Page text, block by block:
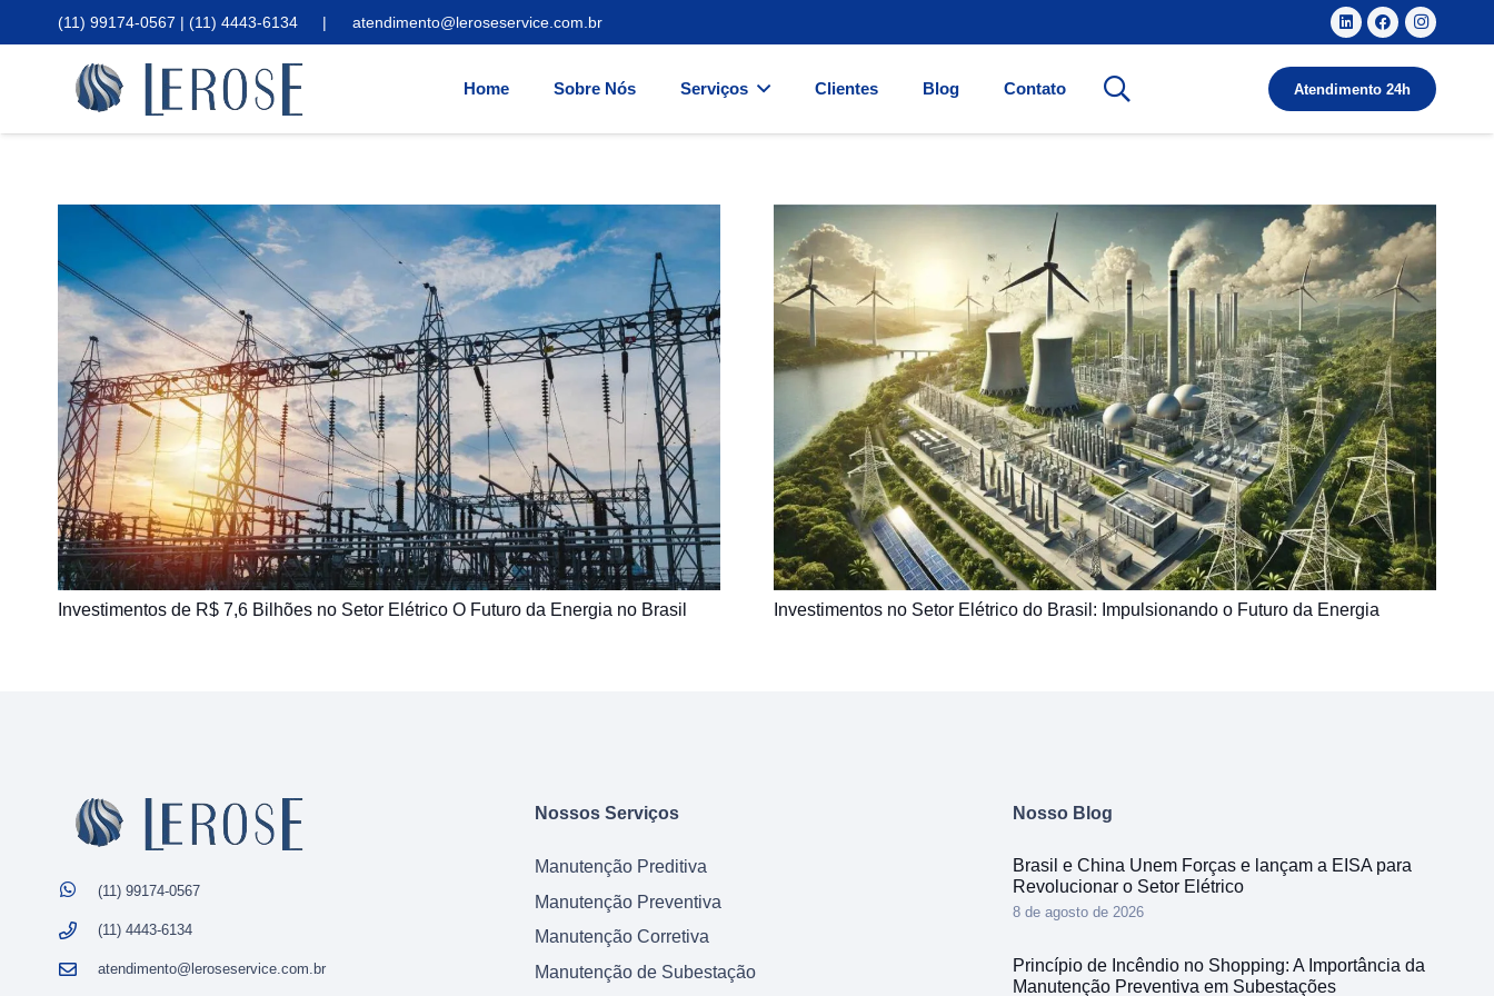
(11) 99174-0567 | (11) 4443-6134 | atendimento@leroseservice.com.br
Home Sobre Nós Serviços Clientes Blog Contato Atendimento 24h
Investimentos de R$ 7,6 Bilhões no Setor Elétrico O Futuro da Energia no Brasil Investimentos no Setor Elétrico do Brasil: Impulsionando o Futuro da Energia
(11) 99174-0567
(11) 4443-6134
atendimento@leroseservice.com.br
Nossos Serviços
Manutenção Preditiva
Manutenção Preventiva
Manutenção Corretiva
Manutenção de Subestação
Nosso Blog
Brasil e China Unem Forças e lançam a EISA para
Revolucionar o Setor Elétrico
8 de agosto de 2026
Princípio de Incêndio no Shopping: A Importância da
Manutenção Preventiva em Subestações